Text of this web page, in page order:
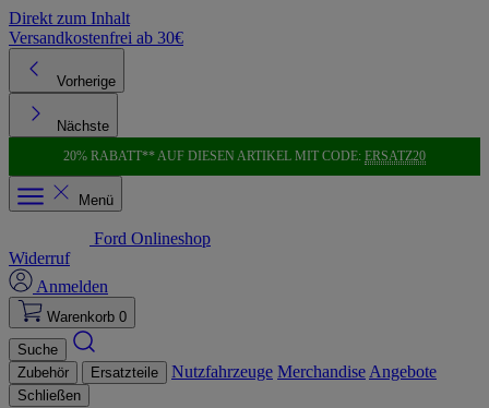
Direkt zum Inhalt
Versandkostenfrei ab 30€
Vorherige
Nächste
20% RABATT** AUF DIESEN ARTIKEL MIT CODE: ERSATZ20
Menü
Ford Onlineshop
Widerruf
Anmelden
Warenkorb 0
Suche
Zubehör
Ersatzteile Nutzfahrzeuge Merchandise Angebote
Schließen